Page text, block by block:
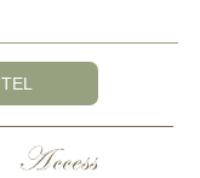
TEL